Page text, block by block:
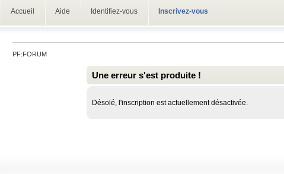
Accueil Aide Identifiez-vous Inscrivez-vous
PF:FORUM
Une erreur s'est produite !
Désolé, l'inscription est actuellement désactivée.